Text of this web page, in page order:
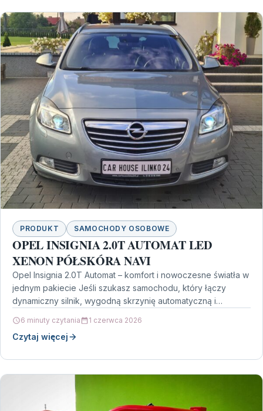
PRODUKT SAMOCHODY OSOBOWE
OPEL INSIGNIA 2.0T AUTOMAT LED
XENON PÓŁSKÓRA NAVI
Opel Insignia 2.0T Automat – komfort i nowoczesne światła w
jednym pakiecie Jeśli szukasz samochodu, który łączy
dynamiczny silnik, wygodną skrzynię automatyczną i
6 minuty czytania 1 czerwca 2026
Czytaj więcej